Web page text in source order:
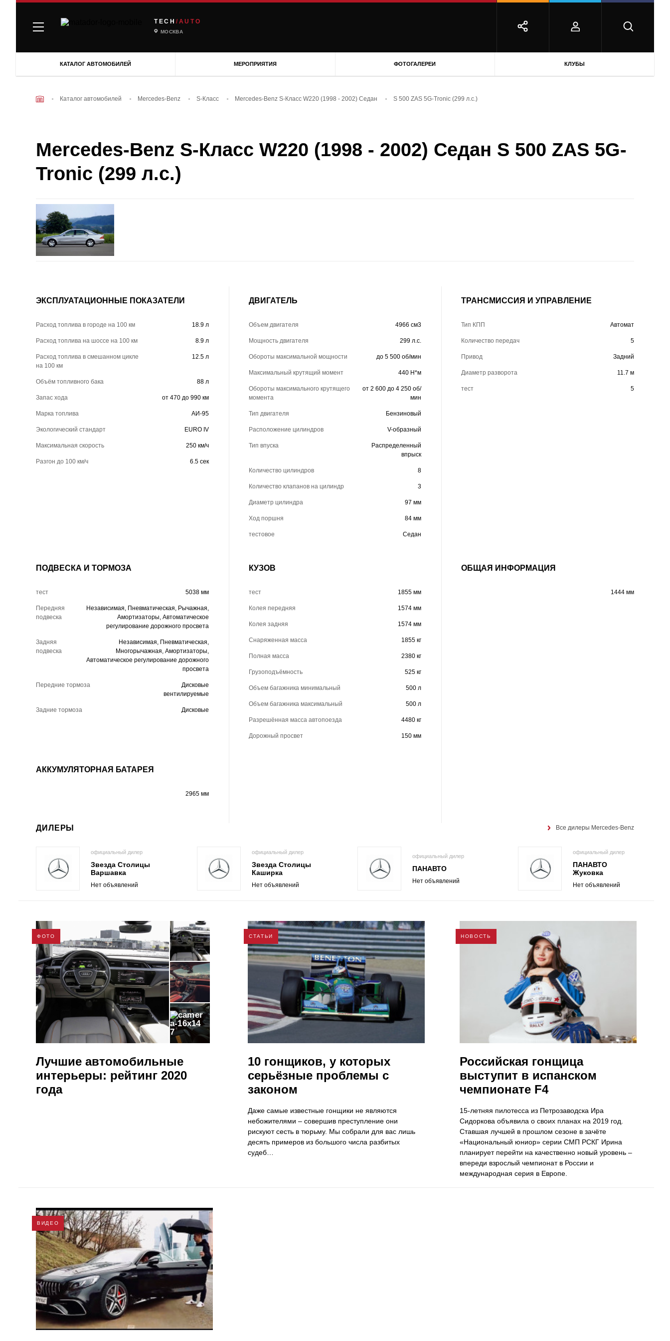
TECH /AUTO
МОСКВА
КАТАЛОГ АВТОМОБИЛЕЙ МЕРОПРИЯТИЯ ФОТОГАЛЕРЕИ КЛУБЫ
Каталог автомобилей Mercedes-Benz S-Класс Mercedes-Benz S-Класс W220 (1998 - 2002) Седан S 500 ZAS 5G-Tronic (299 л.с.)
Mercedes-Benz S-Класс W220 (1998 - 2002) Седан S 500 ZAS 5G-
Tronic (299 л.с.)
ЭКСПЛУАТАЦИОННЫЕ ПОКАЗАТЕЛИ
Расход топлива в городе на 100 км 18.9 л
Расход топлива на шоссе на 100 км 8.9 л
Расход топлива в смешанном цикле
на 100 км
12.5 л
Объём топливного бака 88 л
Запас хода от 470 до 990 км
Марка топлива АИ-95
Экологический стандарт EURO IV
Максимальная скорость 250 км/ч
Разгон до 100 км/ч 6.5 сек
ДВИГАТЕЛЬ
Объем двигателя 4966 см3
Мощность двигателя 299 л.с.
Обороты максимальной мощности до 5 500 об/мин
Максимальный крутящий момент 440 Н*м
Обороты максимального крутящего
момента
от 2 600 до 4 250 об/
мин
Тип двигателя Бензиновый
Расположение цилиндров V-образный
Тип впуска
Распределенный
впрыск
Количество цилиндров 8
Количество клапанов на цилиндр 3
Диаметр цилиндра 97 мм
Ход поршня 84 мм
тестовое Седан
ТРАНСМИССИЯ И УПРАВЛЕНИЕ
Тип КПП Автомат
Количество передач 5
Привод Задний
Диаметр разворота 11.7 м
тест 5
ПОДВЕСКА И ТОРМОЗА
тест 5038 мм
Передняя
подвеска
Независимая, Пневматическая, Рычажная,
Амортизаторы, Автоматическое
регулирование дорожного просвета
Задняя
подвеска
Независимая, Пневматическая,
Многорычажная, Амортизаторы,
Автоматическое регулирование дорожного
просвета
Передние тормоза
Дисковые
вентилируемые
Задние тормоза Дисковые
КУЗОВ
тест 1855 мм
Колея передняя 1574 мм
Колея задняя 1574 мм
Снаряженная масса 1855 кг
Полная масса 2380 кг
Грузоподъёмность 525 кг
Объем багажника минимальный 500 л
Объем багажника максимальный 500 л
Разрешённая масса автопоезда 4480 кг
Дорожный просвет 150 мм
ОБЩАЯ ИНФОРМАЦИЯ
1444 мм
АККУМУЛЯТОРНАЯ БАТАРЕЯ
2965 мм
ДИЛЕРЫ Все дилеры Mercedes-Benz
официальный дилер
Звезда Столицы
Варшавка
Нет объявлений
официальный дилер
Звезда Столицы
Каширка
Нет объявлений
официальный дилер
ПАНАВТО
Нет объявлений
официальный дилер
ПАНАВТО
Жуковка
Нет объявлений
ФОТО
7
Лучшие автомобильные
интерьеры: рейтинг 2020
года
СТАТЬИ
10 гонщиков, у которых
серьёзные проблемы с
законом
Даже самые известные гонщики не являются
небожителями – совершив преступление они
рискуют сесть в тюрьму. Мы собрали для вас лишь
десять примеров из большого числа разбитых
судеб…
НОВОСТЬ
Российская гонщица
выступит в испанском
чемпионате F4
15-летняя пилотесса из Петрозаводска Ира
Сидоркова объявила о своих планах на 2019 год.
Ставшая лучшей в прошлом сезоне в зачёте
«Национальный юниор» серии СМП РСКГ Ирина
планирует перейти на качественно новый уровень –
впереди взрослый чемпионат в России и
международная серия в Европе.
ВИДЕО